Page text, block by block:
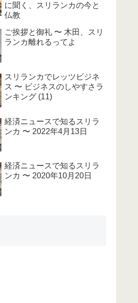
に聞く、スリランカの今と
仏教
ご挨拶と御礼 〜 木田、スリ
ランカ離れるってよ
スリランカでレッツビジネ
ス 〜 ビジネスのしやすさラ
ンキング (11)
経済ニュースで知るスリラ
ンカ 〜 2022年4月13日
経済ニュースで知るスリラ
ンカ 〜 2020年10月20日